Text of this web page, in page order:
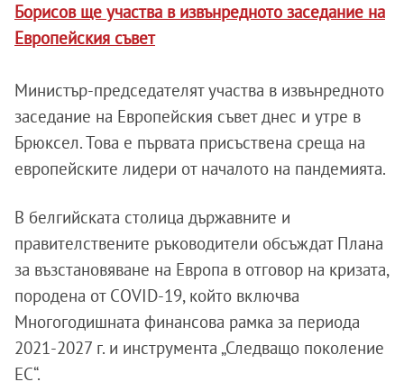
Борисов ще участва в извънредното заседание на
Европейския съвет
Министър-председателят участва в извънредното
заседание на Европейския съвет днес и утре в
Брюксел. Това е първата присъствена среща на
европейските лидери от началото на пандемията.
В белгийската столица държавните и
правителствените ръководители обсъждат Плана
за възстановяване на Европа в отговор на кризата,
породена от COVID-19, който включва
Многогодишната финансова рамка за периода
2021-2027 г. и инструмента „Следващо поколение
ЕС“.